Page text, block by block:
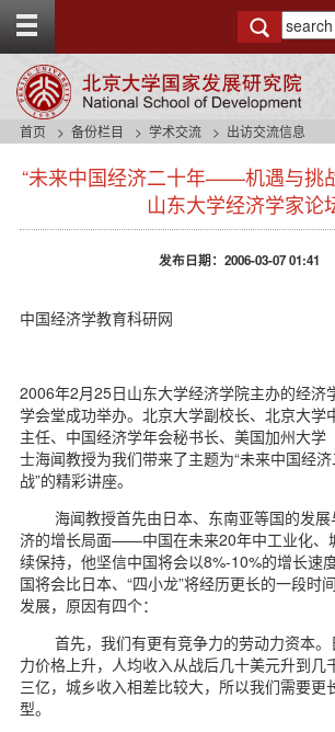
g
t
首页 备份栏目 学术交流 出访交流信息
“未来中国经济二十年——机遇与挑
山东大学经济学家论
发布日期：2006-03-07 01:41
中国经济学教育科研网
2006年2月25日山东大学经济学院主办的经济
学会堂成功举办。北京大学副校长、北京大学
主任、中国经济学年会秘书长、美国加州大学
士海闻教授为我们带来了主题为“未来中国经
战”的精彩讲座。
海闻教授首先由日本、东南亚等国的发展
济的增长局面——中国在未来20年中工业化、
续保持，他坚信中国将会以8%-10%的增长速
国将会比日本、“四小龙”将经历更长的一段时
发展，原因有四个：
首先，我们有更有竞争力的劳动力资本。
力价格上升，人均收入从战后几十美元升到几
三亿，城乡收入相差比较大，所以我们需要更
型。